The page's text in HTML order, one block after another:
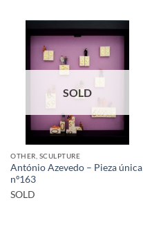
SOLD
OTHER, SCULPTURE
António Azevedo – Pieza única
nº163
SOLD